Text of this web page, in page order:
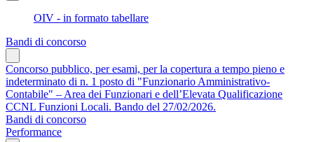
OIV - in formato tabellare
Bandi di concorso
Concorso pubblico, per esami, per la copertura a tempo pieno e
indeterminato di n. 1 posto di "Funzionario Amministrativo-
Contabile" – Area dei Funzionari e dell’Elevata Qualificazione
CCNL Funzioni Locali. Bando del 27/02/2026.
Bandi di concorso
Performance